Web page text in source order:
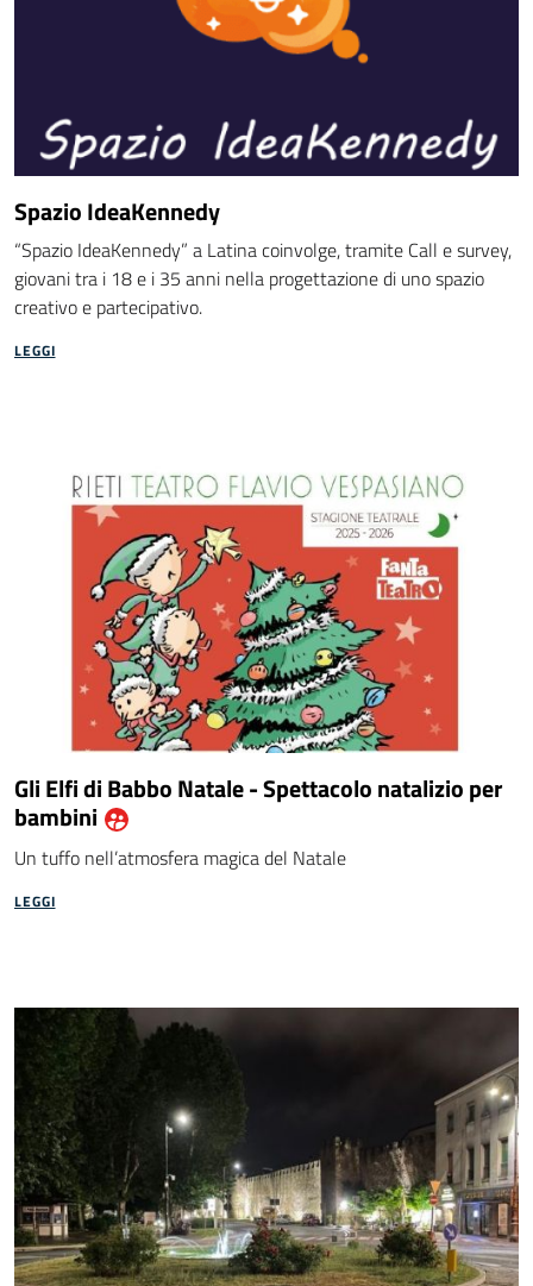
Spazio IdeaKennedy
“Spazio IdeaKennedy” a Latina coinvolge, tramite Call e survey,
giovani tra i 18 e i 35 anni nella progettazione di uno spazio
creativo e partecipativo.
LEGGI
Gli Elfi di Babbo Natale - Spettacolo natalizio per
bambini
Un tuffo nell’atmosfera magica del Natale
LEGGI